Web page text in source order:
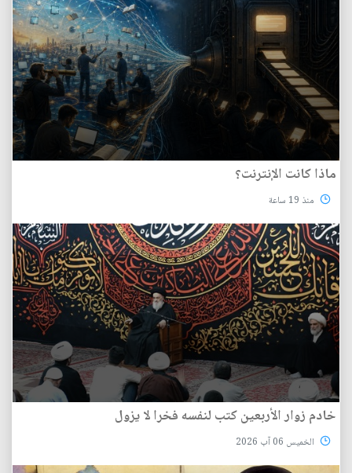
ماذا كانت الإنترنت؟
منذ 19 ساعة
خادم زوار الأربعين كتب لنفسه فخرا لا يزول
الخميس 06 آب 2026